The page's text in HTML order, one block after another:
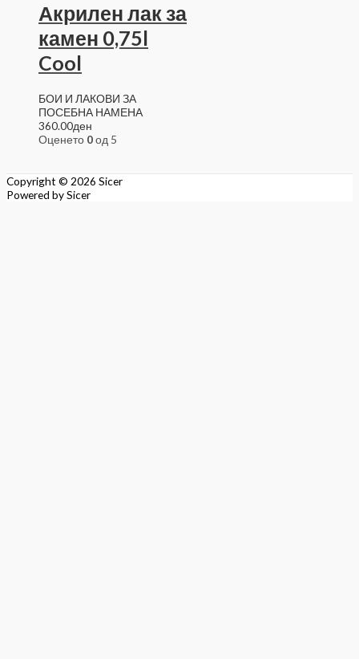
Акрилен лак за
камен 0,75l
Cool
БОИ И ЛАКОВИ ЗА
ПОСЕБНА НАМЕНА
360.00ден
Оценето 0од 5
Copyright © 2026 Sicer
Powered bySicer